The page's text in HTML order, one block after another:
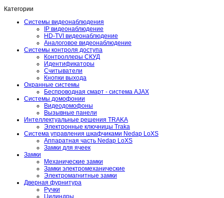
Категории
Системы видеонаблюдения
IP видеонаблюдение
HD-TVI видеонаблюдение
Аналоговое видеонаблюдение
Системы контроля доступа
Контроллеры СКУД
Идентификаторы
Считыватели
Кнопки выхода
Охранные системы
Беспроводная смарт - система AJAX
Системы домофонии
Видеодомофоны
Вызывные панели
Интеллектуальные решения TRAKA
Электронные ключницы Traka
Система управления шкафчиками Nedap LoXS
Аппаратная часть Nedap LoXS
Замки для ячеек
Замки
Механические замки
Замки электромеханические
Электромагнитные замки
Дверная фурнитура
Ручки
Цилиндры